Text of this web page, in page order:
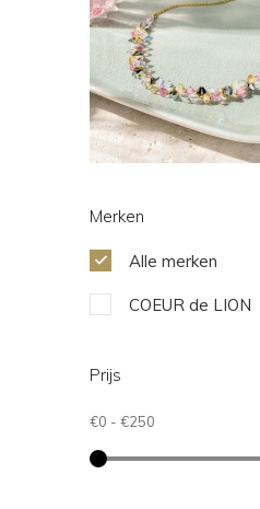
Merken
Alle merken
COEUR de LION
Prijs
€0 - €250